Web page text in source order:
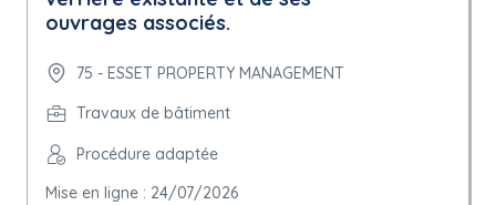
ouvrages associés.
75 - ESSET PROPERTY MANAGEMENT
Travaux de bâtiment
Procédure adaptée
Mise en ligne : 24/07/2026